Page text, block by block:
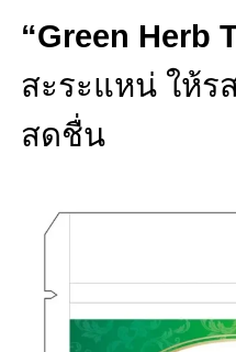
“Green Herb
สะระแหน่ ให้
สดชื่น